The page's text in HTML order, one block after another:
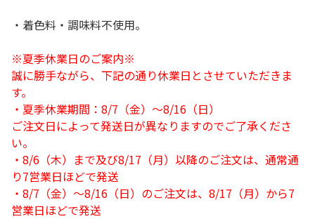
・着色料・調味料不使用。
※夏季休業日のご案内※
誠に勝手ながら、下記の通り休業日とさせていただきま
す。
・夏季休業期間：8/7（金）～8/16（日）
ご注文日によって発送日が異なりますのでご了承くださ
い。
・8/6（木）まで及び8/17（月）以降のご注文は、通常通
り7営業日ほどで発送
・8/7（金）～8/16（日）のご注文は、8/17（月）から7
営業日ほどで発送